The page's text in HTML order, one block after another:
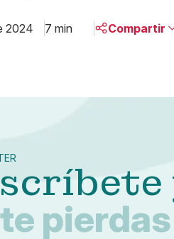
2024 7 min Compartir